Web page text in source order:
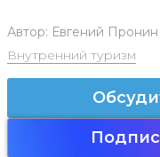
Автор: Евгений Пронин
Внутренний туризм